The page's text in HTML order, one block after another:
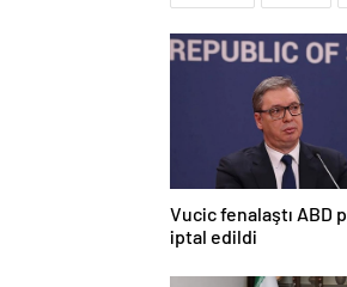
Vucic fenalaştı ABD
iptal edildi